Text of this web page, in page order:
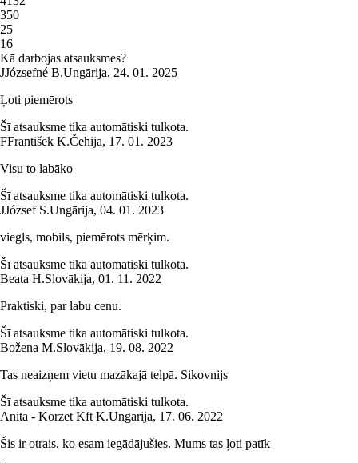
350
25
16
Kā darbojas atsauksmes?
JJózsefné B.Ungārija, 24. 01. 2025
Ļoti piemērots
Šī atsauksme tika automātiski tulkota.
FFrantišek K.Čehija, 17. 01. 2023
Visu to labāko
Šī atsauksme tika automātiski tulkota.
JJózsef S.Ungārija, 04. 01. 2023
viegls, mobils, piemērots mērķim.
Šī atsauksme tika automātiski tulkota.
Beata H.Slovākija, 01. 11. 2022
Praktiski, par labu cenu.
Šī atsauksme tika automātiski tulkota.
Božena M.Slovākija, 19. 08. 2022
Tas neaizņem vietu mazākajā telpā. Sikovnijs
Šī atsauksme tika automātiski tulkota.
Anita - Korzet Kft K.Ungārija, 17. 06. 2022
Šis ir otrais, ko esam iegādājušies. Mums tas ļoti patīk